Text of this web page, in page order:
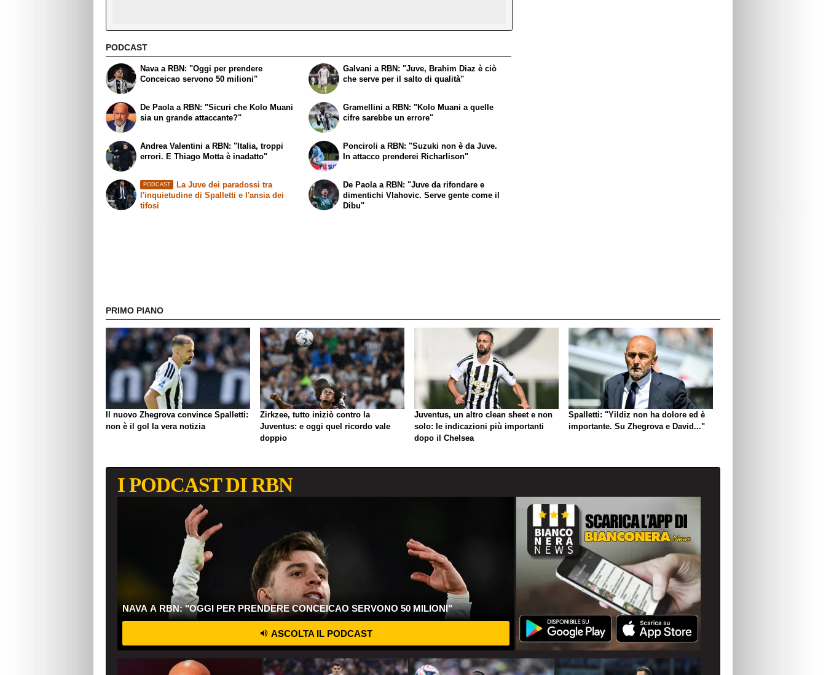
PODCAST
Nava a RBN: "Oggi per prendere
Conceicao servono 50 milioni"
De Paola a RBN: "Sicuri che Kolo Muani
sia un grande attaccante?"
Galvani a RBN: "Juve, Brahim Diaz è ciò
che serve per il salto di qualità"
Gramellini a RBN: "Kolo Muani a quelle
cifre sarebbe un errore"
Andrea Valentini a RBN: "Italia, troppi
errori. E Thiago Motta è inadatto"
PODCAST
La Juve dei paradossi tra
l'inquietudine di Spalletti e l'ansia dei
tifosi
Ponciroli a RBN: "Suzuki non è da Juve.
In attacco prenderei Richarlison"
De Paola a RBN: "Juve da rifondare e
dimentichi Vlahovic. Serve gente come il
Dibu"
PRIMO PIANO
Il nuovo Zhegrova convince Spalletti:
non è il gol la vera notizia
Zirkzee, tutto iniziò contro la
Juventus: e oggi quel ricordo vale
doppio
Juventus, un altro clean sheet e non
solo: le indicazioni più importanti
dopo il Chelsea
Spalletti: "Yildiz non ha dolore ed è
importante. Su Zhegrova e David..."
I PODCAST DI RBN
NAVA A RBN: "OGGI PER PRENDERE CONCEICAO SERVONO 50 MILIONI"
ASCOLTA IL PODCAST